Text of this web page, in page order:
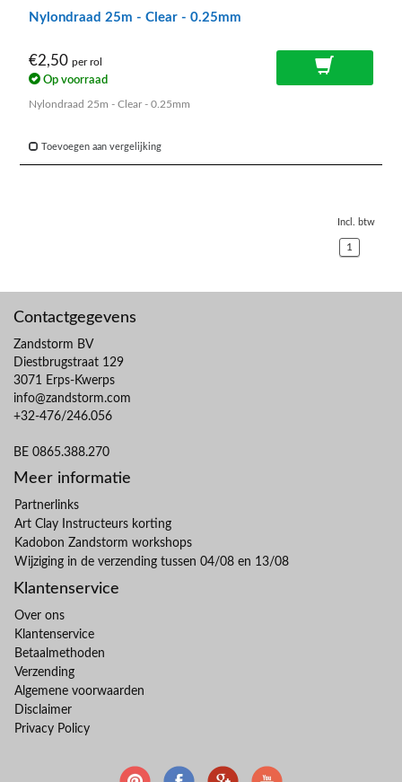
Nylondraad 25m - Clear - 0.25mm
€2,50 per rol
Op voorraad
Nylondraad 25m - Clear - 0.25mm
Toevoegen aan vergelijking
Incl. btw
1
Contactgegevens
Zandstorm BV
Diestbrugstraat 129
3071 Erps-Kwerps
info@zandstorm.com
+32-476/246.056
BE 0865.388.270
Meer informatie
Partnerlinks
Art Clay Instructeurs korting
Kadobon Zandstorm workshops
Wijziging in de verzending tussen 04/08 en 13/08
Klantenservice
Over ons
Klantenservice
Betaalmethoden
Verzending
Algemene voorwaarden
Disclaimer
Privacy Policy